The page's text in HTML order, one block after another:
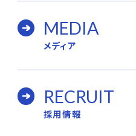
MEDIA
メディア
RECRUIT
採用情報